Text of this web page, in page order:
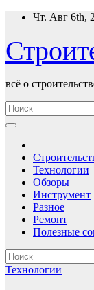
Перейти
содержимому
Чт. Авг 6th,
всё о
Технологии
Обзоры
Инструмент
Разное
Ремонт
Полезные
Технологии